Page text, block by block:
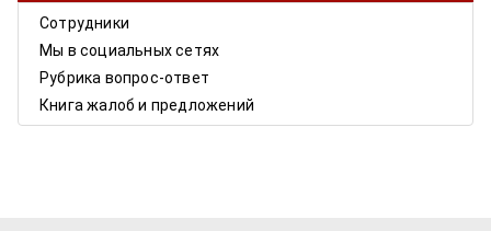
Сотрудники
Мы в социальных сетях
Рубрика вопрос-ответ
Книга жалоб и предложений